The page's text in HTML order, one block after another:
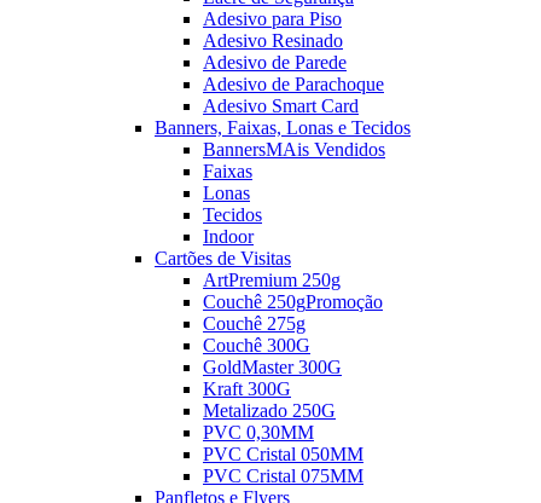
Adesivo para Piso
Adesivo Resinado
Adesivo de Parede
Adesivo de Parachoque
Adesivo Smart Card
Banners, Faixas, Lonas e Tecidos
BannersMAis Vendidos
Faixas
Lonas
Tecidos
Indoor
Cartões de Visitas
ArtPremium 250g
Couchê 250gPromoção
Couchê 275g
Couchê 300G
GoldMaster 300G
Kraft 300G
Metalizado 250G
PVC 0,30MM
PVC Cristal 050MM
PVC Cristal 075MM
Panfletos e Flyers